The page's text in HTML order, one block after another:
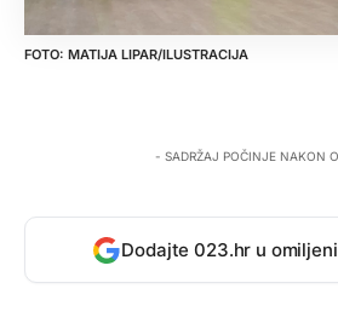
MATIJA LIPAR/ILUSTRACIJA
- SADRŽAJ POČINJE NAKON
Dodajte 023.hr u